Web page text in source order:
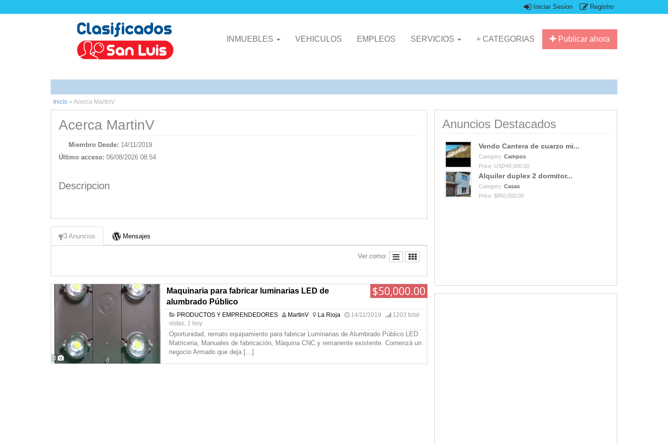
Iniciar Sesion Registro
Publicar ahora
INMUEBLES VEHICULOS EMPLEOS SERVICIOS + CATEGORIAS
Inicio » Acerca MartinV
Acerca MartinV
Miembro Desde: 14/11/2019
Último acceso: 06/08/2026 08:54
Descripcion
Anuncios Mensajes
Ver como:
3
$50,000.00
Maquinaria para fabricar luminarias LED de
alumbrado Público
PRODUCTOS Y EMPRENDEDORES MartinV La Rioja 14/11/2019
1203 total
vistas, 1 hoy
Oportunidad, remato equipamiento para fabricar Luminarias de Alumbrado Público LED.
Matriceria, Manuales de fabricación, Máquina CNC y remanente existente. Comenzá un
negocio Armado que deja […]
Anuncios Destacados
Vendo Cantera de cuarzo mi...
Category: Campos
Price: USD40,000.00
Alquiler duplex 2 dormitor...
Category: Casas
Price: $850,000.00